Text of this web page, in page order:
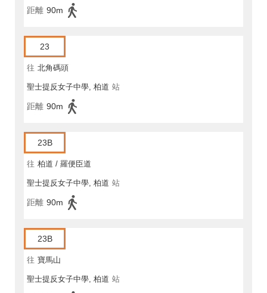
距離 90m
23
往 北角碼頭
聖士提反女子中學, 柏道 站
距離 90m
23B
往 柏道 / 羅便臣道
聖士提反女子中學, 柏道 站
距離 90m
23B
往 寶馬山
聖士提反女子中學, 柏道 站